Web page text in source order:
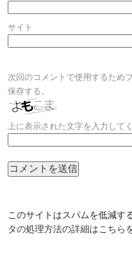
サイト
次回のコメントで使用するため
保存する。
上に表示された文字を入力して
このサイトはスパムを低減す
タの処理方法の詳細はこちら